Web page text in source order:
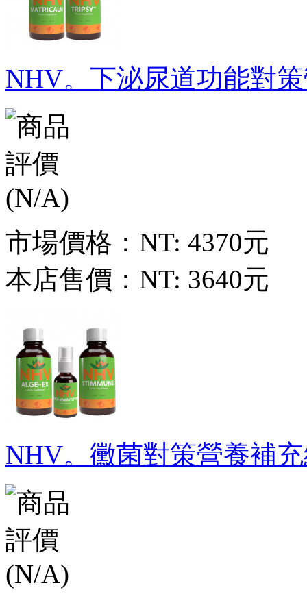
NHV。下泌尿道功能對
市場價格： NT: 4370元
本店售價： NT: 3640元
NHV。黴菌對策營養補